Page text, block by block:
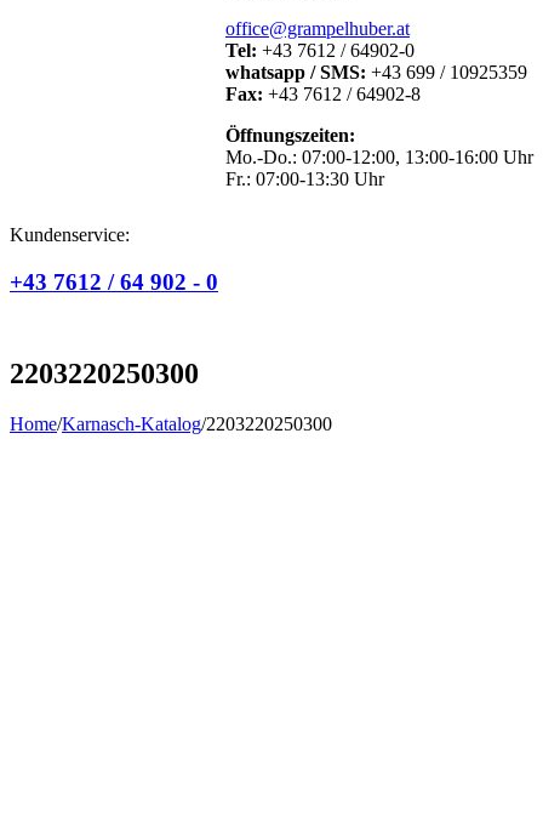
office@grampelhuber.at
Tel: +43 7612 / 64902-0
whatsapp / SMS: +43 699 / 10925359
Fax: +43 7612 / 64902-8
Öffnungszeiten:
Mo.-Do.: 07:00-12:00, 13:00-16:00 Uhr
Fr.: 07:00-13:30 Uhr
Kundenservice:
+43 7612 / 64 902 - 0
2203220250300
Home/Karnasch-Katalog/2203220250300